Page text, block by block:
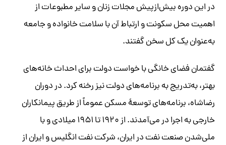
در این دوره بیش‌از‌پیش مجلات زنان و سایر مطبوعات از
اهمیت محل سکونت و ارتباط آن با سلامت خانواده و جامعه
به‌عنوان یک کل سخن گفتند.
گفتمان فضای خانگی با خواست دولت برای احداث خانه‌های
بهتر، به‌تدریج به برنامه‌های دولت نیز رخنه کرد. در دوران
رضاشاه، برنامه‌های توسعۀ مسکن عموماً از طریق پیمانکاران
خارجی به اجرا در می‌‌آمدند. از ۱۹۲۰ تا ۱۹۵۱ میلادی و با
ملی‌شدن صنعت نفت در ایران، شرکت نفت انگلیس و ایران از